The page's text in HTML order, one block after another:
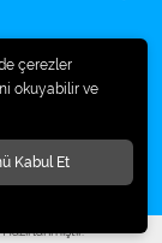
çerezler
okuyabilir ve
Kabul Et